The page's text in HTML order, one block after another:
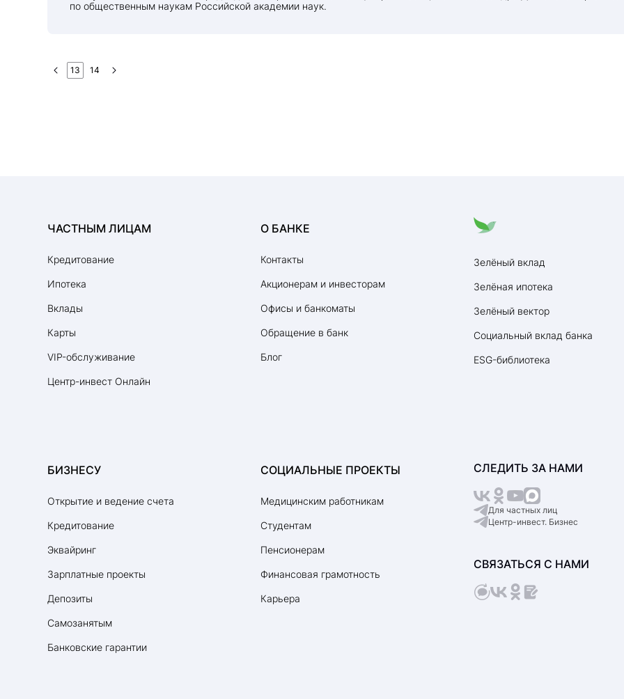
по общественным наукам Российской академии наук.
13 14
ЧАСТНЫМ ЛИЦАМ
Кредитование
Ипотека
Вклады
Карты
VIP-обслуживание
Центр-инвест Онлайн
БИЗНЕСУ
Открытие и ведение счета
Кредитование
Эквайринг
Зарплатные проекты
Депозиты
Самозанятым
Банковские гарантии
О БАНКЕ
Контакты
Акционерам и инвесторам
Офисы и банкоматы
Обращение в банк
Блог
СОЦИАЛЬНЫЕ ПРОЕКТЫ
Медицинским работникам
Студентам
Пенсионерам
Финансовая грамотность
Карьера
Зелёный вклад
Зелёная ипотека
Зелёный вектор
Социальный вклад банка
ESG-библиотека
СЛЕДИТЬ ЗА НАМИ
Для частных лиц
Центр-инвест. Бизнес
СВЯЗАТЬСЯ С НАМИ